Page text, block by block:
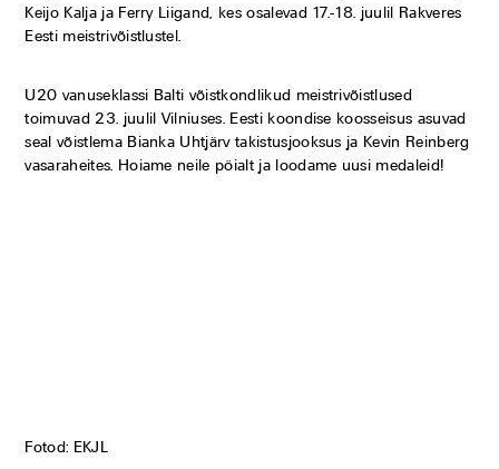
Keijo Kalja ja Ferry Liigand, kes osalevad 17.-18. juulil Rakveres
Eesti meistrivõistlustel.
U20 vanuseklassi Balti võistkondlikud meistrivõistlused
toimuvad 23. juulil Vilniuses. Eesti koondise koosseisus asuvad
seal võistlema Bianka Uhtjärv takistusjooksus ja Kevin Reinberg
vasaraheites. Hoiame neile pöialt ja loodame uusi medaleid!
Fotod: EKJL